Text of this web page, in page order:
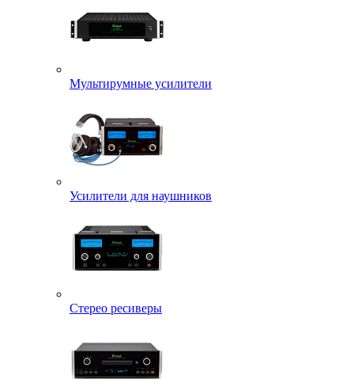
Мультирумные усилители
Усилители для наушников
Стерео ресиверы